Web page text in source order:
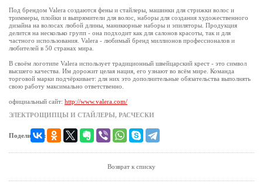
Под брендом Valera создаются фены и стайлеры, машинки для стрижки волос и
триммеры, плойки и выпрямители для волос, наборы для создания художественного
дизайна на волосах любой длины, маникюрные наборы и эпиляторы. Продукция
делится на несколько групп - она подходит как для салонов красоты, так и для
частного использования. Valera - любимый бренд миллионов профессионалов и
любителей в 50 странах мира.
В своём логотипе Valera использует традиционный швейцарский крест - это символ
высшего качества. Им дорожит целая нация, его узнают во всём мире. Команда
торговой марки подчёркивает: для них это дополнительные обязательства выполнять
свою работу максимально ответственно.
официальный сайт: http://www.valera.com/
ЭЛЕКТРОЩИПЦЫ И СТАЙЛЕРЫ, РАСЧЕСКИ
Поделиться:
Возврат к списку